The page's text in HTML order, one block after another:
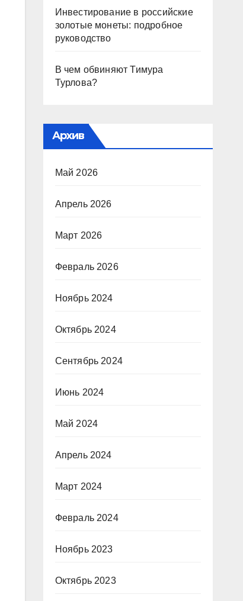
Инвестирование в российские
золотые монеты: подробное
руководство
В чем обвиняют Тимура
Турлова?
Архив
Май 2026
Апрель 2026
Март 2026
Февраль 2026
Ноябрь 2024
Октябрь 2024
Сентябрь 2024
Июнь 2024
Май 2024
Апрель 2024
Март 2024
Февраль 2024
Ноябрь 2023
Октябрь 2023